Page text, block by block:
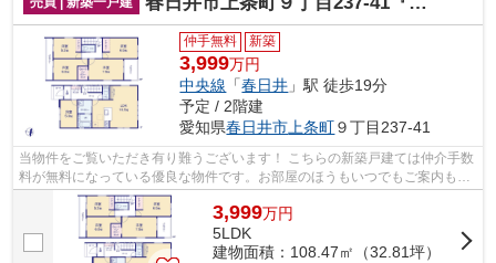
仲手無料 新築
3,999万円
中央線 「春日井 」駅 徒歩19分
予定 / 2階建
愛知県春日井市上条町９丁目237-41
当物件をご覧いただき有り難うございます！ こちらの新築戸建ては仲介手数
料が無料になっている優良な物件です。お部屋のほうもいつでもご案内もさ
せて頂きますのでお気軽にお問合せ下...
3,999万円
5LDK
建物面積：108.47㎡（32.81坪）